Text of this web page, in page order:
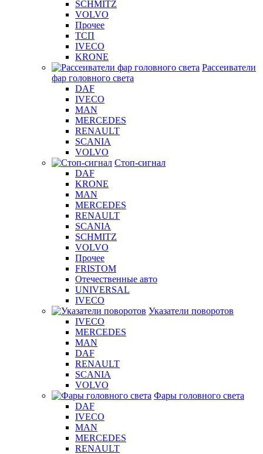
SCHMITZ
VOLVO
Прочее
ТСП
IVECO
KRONE
Рассеиватели
фар головного света
DAF
IVECO
MAN
MERCEDES
RENAULT
SCANIA
VOLVO
Стоп-сигнал
DAF
KRONE
MAN
MERCEDES
RENAULT
SCANIA
SCHMITZ
VOLVO
Прочее
FRISTOM
Отечественные авто
UNIVERSAL
IVECO
Указатели поворотов
IVECO
MERCEDES
MAN
DAF
RENAULT
SCANIA
VOLVO
Фары головного света
DAF
IVECO
MAN
MERCEDES
RENAULT